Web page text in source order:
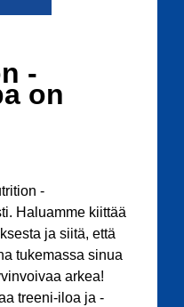
-
on
-
Haluamme kiittää
ja siitä, että
tukemassa sinua
arkea!
treeni-iloa ja -